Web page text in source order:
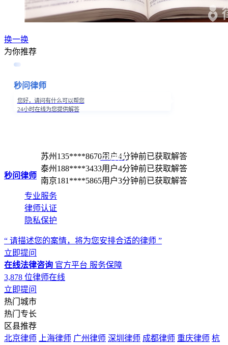
换一换
为你推荐
秒问律师
您好，请问有什么可以帮您
24小时在线为您提供解答
立即咨询
苏州135****8670用户4分钟前已获取解答
泰州188****3433用户4分钟前已获取解答
南京181****5865用户3分钟前已获取解答
秒问律师
专业服务
律师认证
隐私保护
“ 请描述您的案情，将为您安排合适的律师 ”
立即提问
在线法律咨询 官方平台 服务保障
3,878 位律师在线
立即提问
热门城市
热门专长
区县推荐
北京律师
上海律师 广州律师 深圳律师 成都律师 重庆律师 杭